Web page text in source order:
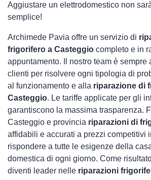
Aggiustare un elettrodomestico non
semplice!
Archimede Pavia offre un servizio di
frigorifero a Casteggio completo e in
appuntamento. Il nostro team è sempre
clienti per risolvere ogni tipologia di
al funzionamento e alla riparazione di
Casteggio. Le tariffe applicate per gli
garantiscono la massima trasparenza.
Casteggio e provincia riparazioni di
affidabili e accurati a prezzi competitivi
rispondere a tutte le esigenze della
domestica di ogni giorno. Come
diventi leader nelle riparazioni